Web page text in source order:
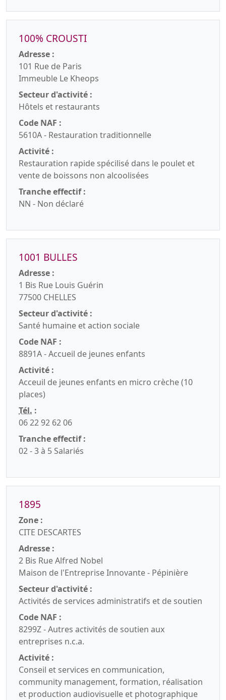
100% CROUSTI
Adresse :
101 Rue de Paris
Immeuble Le Kheops
Secteur d'activité :
Hôtels et restaurants
Code NAF :
5610A - Restauration traditionnelle
Activité :
Restauration rapide spécilisé dans le poulet et
vente de boissons non alcoolisées
Tranche effectif :
NN - Non déclaré
1001 BULLES
Adresse :
1 Bis Rue Louis Guérin
77500 CHELLES
Secteur d'activité :
Santé humaine et action sociale
Code NAF :
8891A - Accueil de jeunes enfants
Activité :
Acceuil de jeunes enfants en micro crèche (10
places)
Tél. :
06 22 92 62 06
Tranche effectif :
02 - 3 à 5 Salariés
1895
Zone :
CITE DESCARTES
Adresse :
2 Bis Rue Alfred Nobel
Maison de l'Entreprise Innovante - Pépinière
Secteur d'activité :
Activités de services administratifs et de soutien
Code NAF :
8299Z - Autres activités de soutien aux
entreprises n.c.a.
Activité :
Conseil et services en communication,
community management, formation, réalisation
et production audiovisuelle et photographique